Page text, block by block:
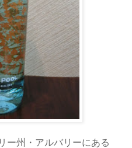
ー州・アルバリーにある